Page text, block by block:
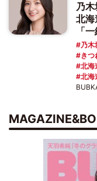
乃
北海
「
乃
きつ
北海
北海